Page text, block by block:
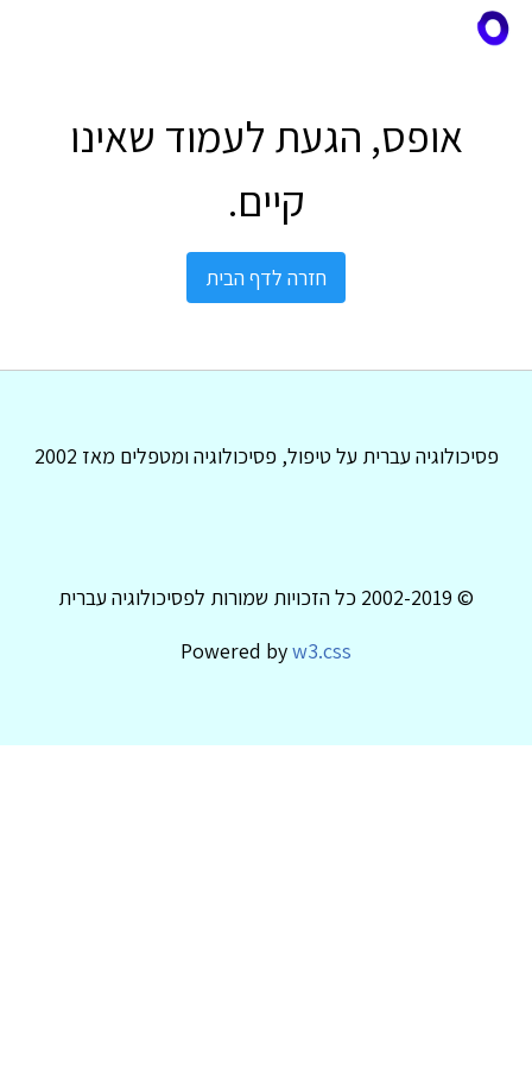
אופס, הגעת לעמוד שאינו
קיים.
חזרה לדף הבית
פסיכולוגיה עברית על טיפול, פסיכולוגיה ומטפלים מאז 2002
© 2002-2019 כל הזכויות שמורות לפסיכולוגיה עברית
Powered byw3.css